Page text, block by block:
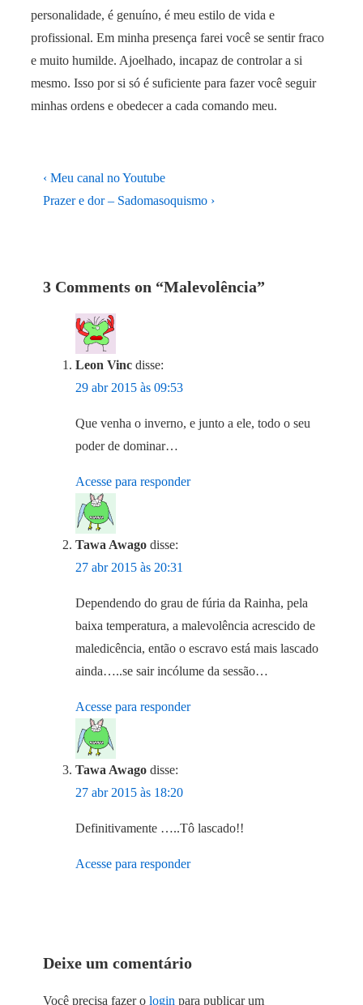
personalidade, é genuíno, é meu estilo de vida e
profissional. Em minha presença farei você se sentir fraco
e muito humilde. Ajoelhado, incapaz de controlar a si
mesmo. Isso por si só é suficiente para fazer você seguir
minhas ordens e obedecer a cada comando meu.
Navegação
de
Previous
Post
‹ Meu canal no Youtube
Next
Prazer e dor – Sadomasoquismo ›
3 Comments on “Malevolência”
Leon Vinc disse:
29 abr 2015 às 09:53
Que venha o inverno, e junto a ele, todo o seu
poder de dominar…
Acesse para responder
Tawa Awago disse:
27 abr 2015 às 20:31
Dependendo do grau de fúria da Rainha, pela
baixa temperatura, a malevolência acrescido de
maledicência, então o escravo está mais lascado
ainda…..se sair incólume da sessão…
Acesse para responder
Tawa Awago disse:
27 abr 2015 às 18:20
Definitivamente …..Tô lascado!!
Acesse para responder
Deixe um comentário
Você precisa fazer o login para publicar um